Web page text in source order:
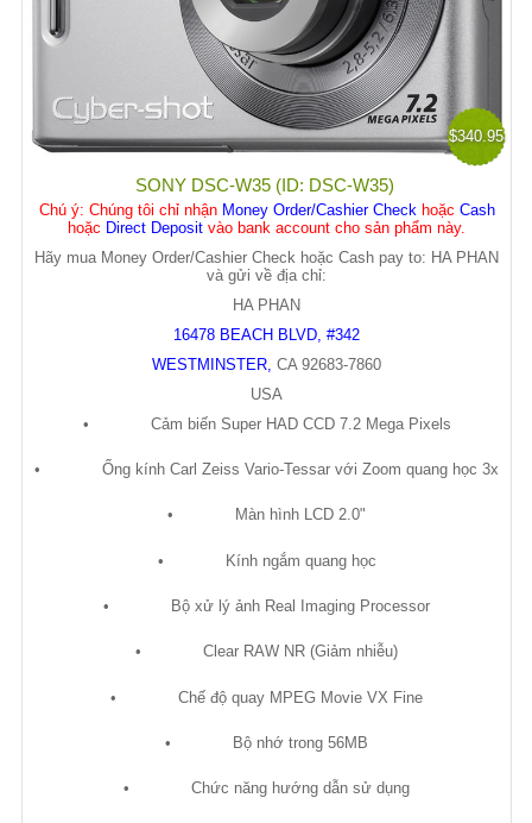
$340.95
SONY DSC-W35 (ID: DSC-W35)
Chú ý: Chúng tôi chỉ nhận Money Order/Cashier Check hoặc Cash
hoặc Direct Deposit vào bank account cho sản phẩm này.
Hãy mua Money Order/Cashier Check hoặc Cash pay to: HA PHAN
và gửi về địa chỉ:
HA PHAN
16478 BEACH BLVD, #342
WESTMINSTER CA 92683-7860
USA
•
Cảm biến Super HAD CCD 7.2 Mega Pixels
• Ống kính Carl Zeiss Vario-Tessar với Zoom quang học 3x
• Màn hình LCD 2.0"
• Kính ngắm quang học
• Bộ xử lý ảnh Real Imaging Processor
• Clear RAW NR (Giảm nhiễu)
• Chế độ quay MPEG Movie VX Fine
• Bộ nhớ trong 56MB
• Chức năng hướng dẫn sử dụng